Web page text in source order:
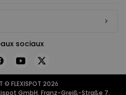
sociaux
© FLEXISPOT 2026
GmbH, Franz-Greiß-Straße 7,